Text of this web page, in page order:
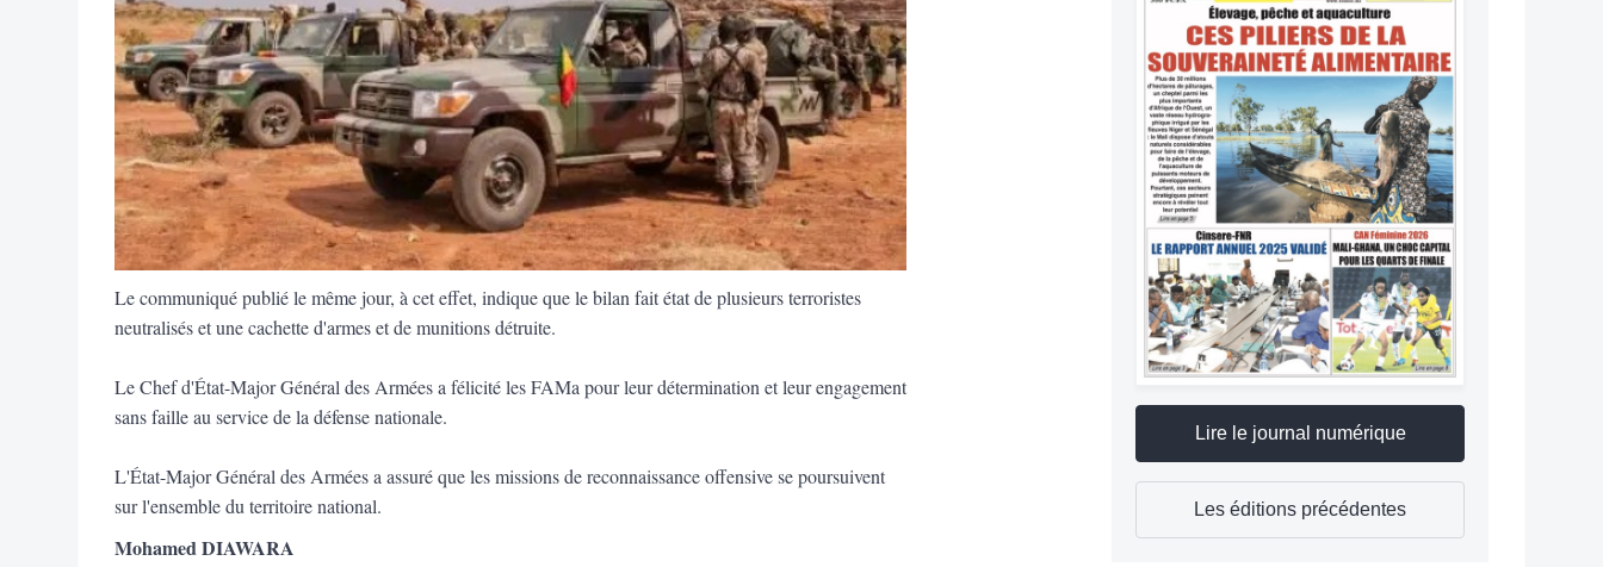
Le communiqué publié le même jour, à cet effet, indique que le bilan fait état de plusieurs terroristes
neutralisés et une cachette d'armes et de munitions détruite.
Le Chef d'État-Major Général des Armées a félicité les FAMa pour leur détermination et leur engagement
sans faille au service de la défense nationale.
L'État-Major Général des Armées a assuré que les missions de reconnaissance offensive se poursuivent
sur l'ensemble du territoire national.
Mohamed DIAWARA
Lire le journal numérique
Les éditions précédentes